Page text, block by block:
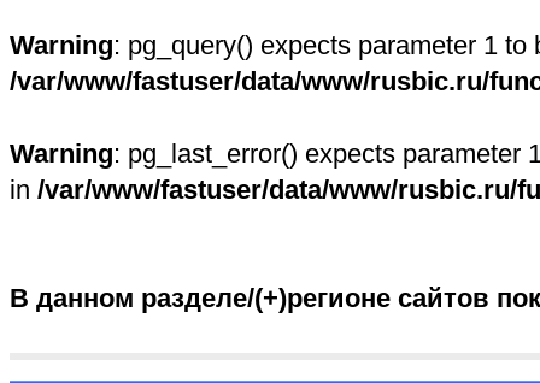
Warning: pg_query() expects parameter 1
/var/www/fastuser/data/www/rusbic.ru/
Warning: pg_last_error() expects parameter
in /var/www/fastuser/data/www/rusbic.ru/
В данном разделе/(+)регионе сайтов